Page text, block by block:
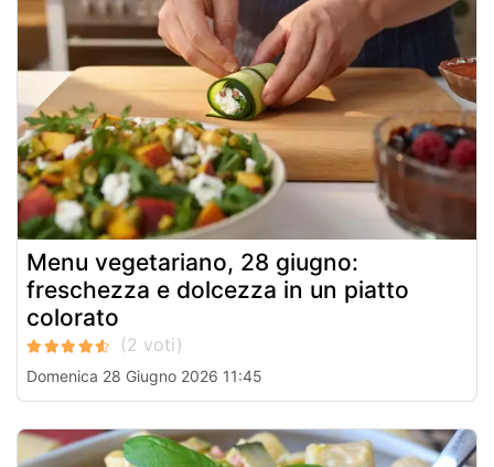
Menu vegetariano, 28 giugno:
freschezza e dolcezza in un piatto
colorato
Domenica 28 Giugno 2026 11:45